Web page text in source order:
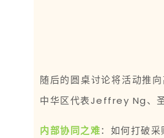
随后的圆桌讨论将活动推
中华区代表Jeffrey Ng、圣
内部协同之难：如何打破